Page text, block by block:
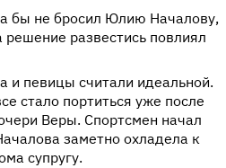
бы не бросил Юлию Началову,
развестись повлиял
и певицы считали идеальной.
стало портиться уже после
Веры. Спортсмен начал
заметно охладела к
супругу.